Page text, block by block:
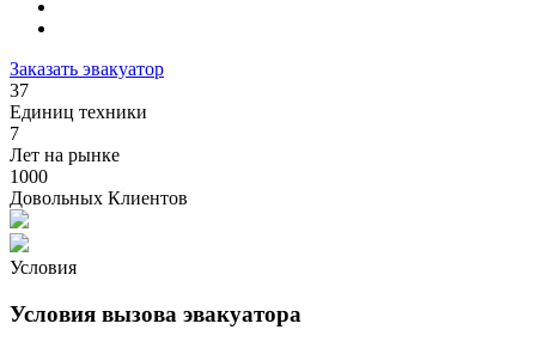
Заказать эвакуатор
37
Единиц техники
7
Лет на рынке
1000
Довольных Клиентов
Условия
Условия вызова эвакуатора